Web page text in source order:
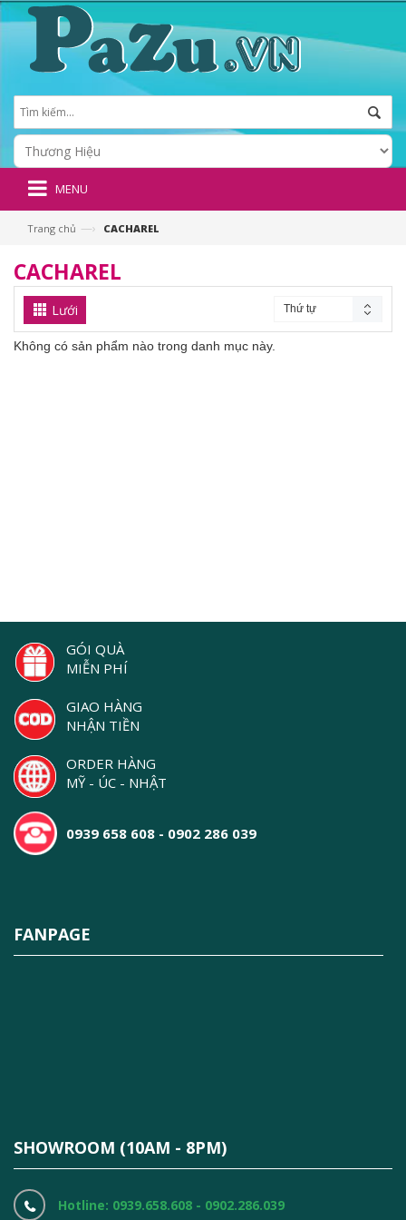
MENU
Trang chủ —› CACHAREL
CACHAREL
Lưới Thứ tự
Không có sản phẩm nào trong danh mục này.
GÓI QUÀ
MIỄN PHÍ
GIAO HÀNG
NHẬN TIỀN
ORDER HÀNG
MỸ - ÚC - NHẬT
0939 658 608 - 0902 286 039
FANPAGE
SHOWROOM (10AM - 8PM)
Hotline: 0939.658.608 - 0902.286.039